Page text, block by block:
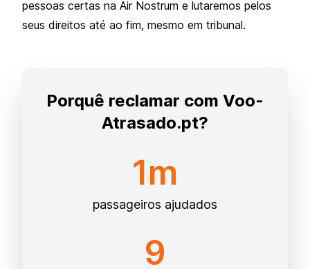
pessoas certas na Air Nostrum e lutaremos pelos
seus direitos até ao fim, mesmo em tribunal.
Porquê reclamar com Voo-
Atrasado.pt?
1m
passageiros ajudados
9